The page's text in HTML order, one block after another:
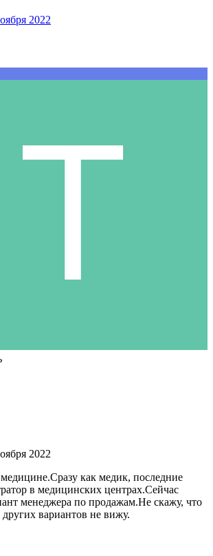
2022
2022
как медик, последние
в медицинских центрах.Сейчас
менеджера по продажам.Не скажу, что
других вариантов не вижу.